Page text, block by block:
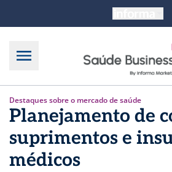
Destaques sobre o mercado de saúde
Planejamento de
suprimentos e
médicos